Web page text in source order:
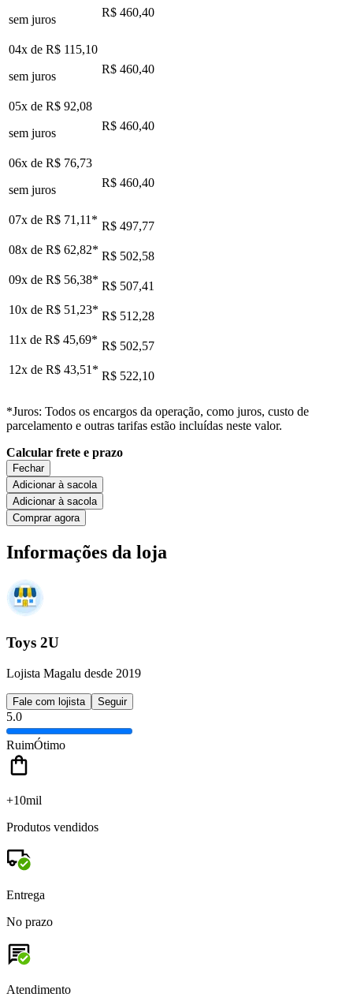
sem juros
R$ 460,40
04x de R$ 115,10
sem juros
R$ 460,40
05x de R$ 92,08
sem juros
R$ 460,40
06x de R$ 76,73
sem juros
R$ 460,40
07x de R$ 71,11 * R$ 497,77
08x de R$ 62,82* R$ 502,58
09x de R$ 56,38* R$ 507,41
10x de R$ 51,23* R$ 512,28
11x de R$ 45,69* R$ 502,57
12x de R$ 43,51 * R$ 522,10
*Juros: Todos os encargos da operação, como juros, custo de
parcelamento e outras tarifas estão incluídas neste valor.
Calcular frete e prazo
Fechar
Adicionar à sacola
Adicionar à sacola
Comprar agora
Informações da loja
Toys 2U
Lojista Magalu desde 2019
Fale com lojista Seguir
5.0
RuimÓtimo
+10mil
Produtos vendidos
Entrega
No prazo
Atendimento